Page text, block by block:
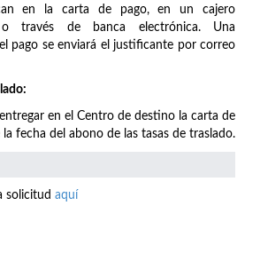
en la carta de pago, en un cajero
través de banca electrónica. Una
pago se enviará el justificante por correo
en el Centro de destino la carta de
fecha del abono de las tasas de traslado.
solicitud aquí